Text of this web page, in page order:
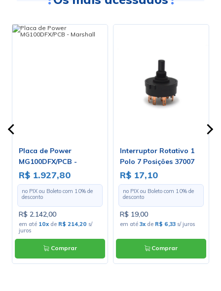
Placa de Power
MG100DFX/PCB -
Marshall
R$ 1.927,80
no PIX ou Boleto com 10% de
desconto
R$ 2.142,00
em até 10xde R$ 214,20 s/
juros
Comprar
Interruptor Rotativo 1
Polo 7 Posições 37007
A1B1E1S
R$ 17,10
no PIX ou Boleto com 10% de
desconto
R$ 19,00
em até 3xde R$ 6,33s/ juros
Comprar